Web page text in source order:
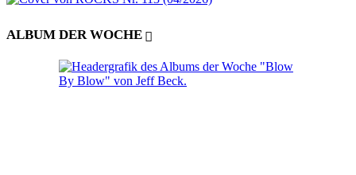
ALBUM DER WOCHE